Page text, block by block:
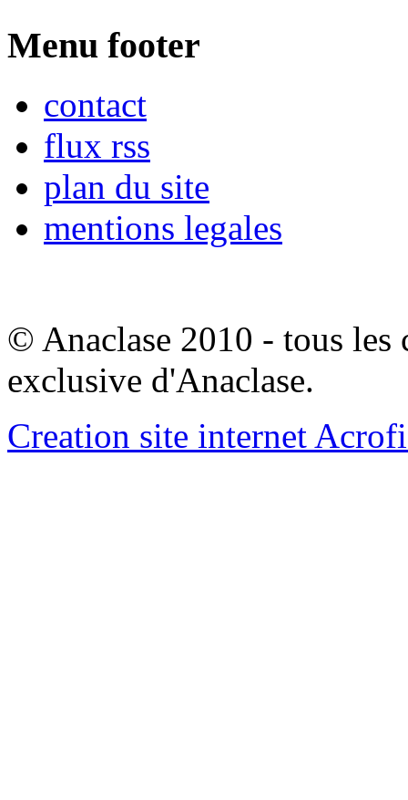
Menu footer
contact
flux rss
plan du site
mentions legales
© Anaclase 2010 - tous les
exclusive d'Anaclase.
Creation site internet